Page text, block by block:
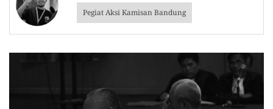
Pegiat Aksi Kamisan Bandung